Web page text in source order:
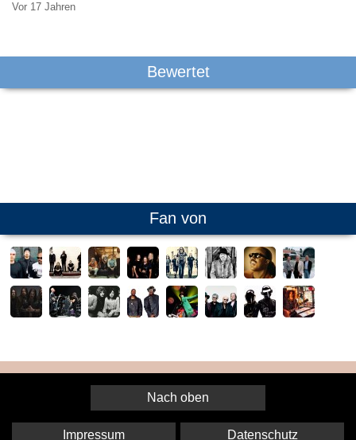
Vor 17 Jahren
Bewertet
Fan von
Nach oben
Impressum Datenschutz